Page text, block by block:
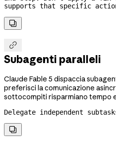
supports that specific


Subagenti paralleli
Claude Fable 5 dispaccia
preferisci la comunicazione
sottocompiti risparmiano tempo
Delegate independent
